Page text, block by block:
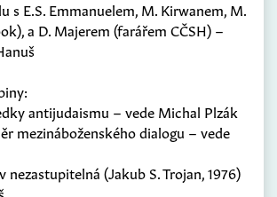
s E.S. Emmanuelem, M. Kirwanem, M.
a D. Majerem (farářem CČSH) –
antijudaismu – vede Michal Plzák
mezináboženského dialogu – vede
nezastupitelná (Jakub S. Trojan, 1976)